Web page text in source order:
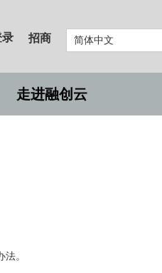
录 招商 简体中文
走进融创云
。